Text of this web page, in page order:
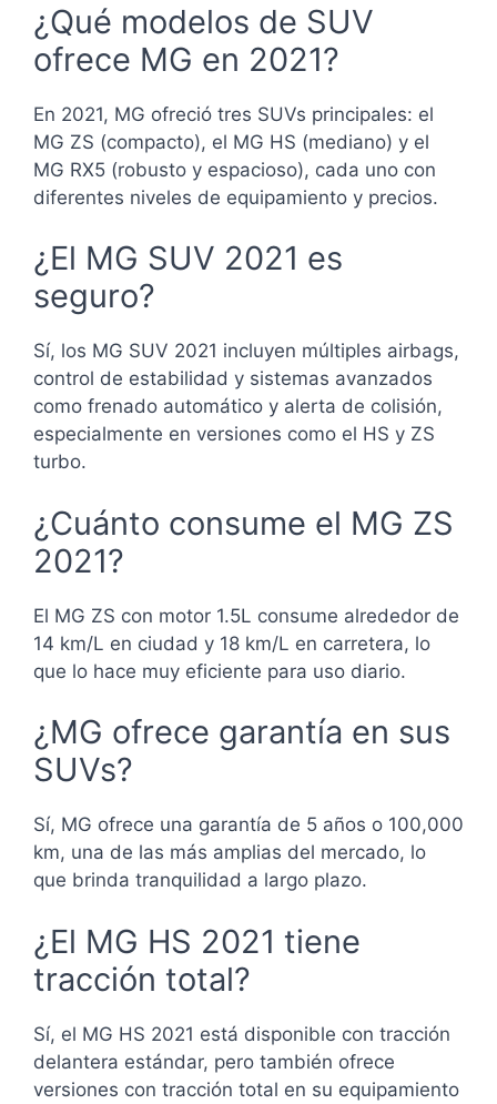
¿Qué modelos de SUV
ofrece MG en 2021?
En 2021, MG ofreció tres SUVs principales: el
MG ZS (compacto), el MG HS (mediano) y el
MG RX5 (robusto y espacioso), cada uno con
diferentes niveles de equipamiento y precios.
¿El MG SUV 2021 es
seguro?
Sí, los MG SUV 2021 incluyen múltiples airbags,
control de estabilidad y sistemas avanzados
como frenado automático y alerta de colisión,
especialmente en versiones como el HS y ZS
turbo.
¿Cuánto consume el MG ZS
2021?
El MG ZS con motor 1.5L consume alrededor de
14 km/L en ciudad y 18 km/L en carretera, lo
que lo hace muy eficiente para uso diario.
¿MG ofrece garantía en sus
SUVs?
Sí, MG ofrece una garantía de 5 años o 100,000
km, una de las más amplias del mercado, lo
que brinda tranquilidad a largo plazo.
¿El MG HS 2021 tiene
tracción total?
Sí, el MG HS 2021 está disponible con tracción
delantera estándar, pero también ofrece
versiones con tracción total en su equipamiento